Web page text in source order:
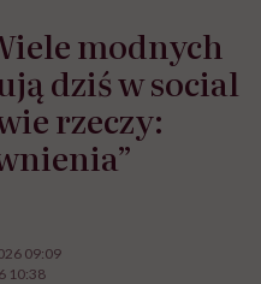
modnych
dziś w social
rzeczy:
09:09
10:38